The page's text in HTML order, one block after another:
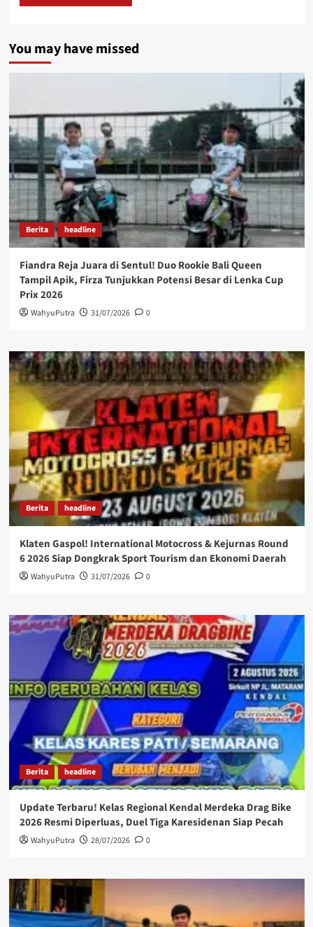
You may have missed
Berita headline
Fiandra Reja Juara di Sentul! Duo Rookie Bali Queen
Tampil Apik, Firza Tunjukkan Potensi Besar di Lenka Cup
Prix 2026
WahyuPutra 31/07/2026 0
Berita headline
Klaten Gaspol! International Motocross & Kejurnas Round
6 2026 Siap Dongkrak Sport Tourism dan Ekonomi Daerah
WahyuPutra 31/07/2026 0
Berita headline
Update Terbaru! Kelas Regional Kendal Merdeka Drag Bike
2026 Resmi Diperluas, Duel Tiga Karesidenan Siap Pecah
WahyuPutra 28/07/2026 0